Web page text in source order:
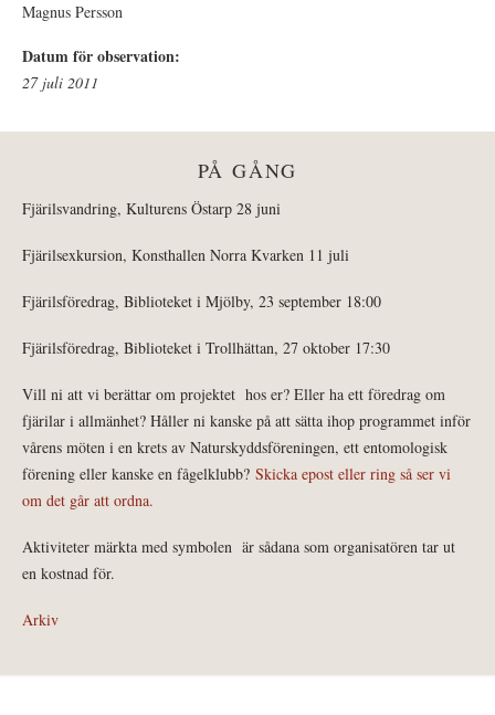
Magnus Persson
Datum för observation:
27 juli 2011
PÅ GÅNG
Fjärilsvandring, Kulturens Östarp 28 juni
Fjärilsexkursion, Konsthallen Norra Kvarken 11 juli
Fjärilsföredrag, Biblioteket i Mjölby, 23 september 18:00
Fjärilsföredrag, Biblioteket i Trollhättan, 27 oktober 17:30
Vill ni att vi berättar om projektet hos er? Eller ha ett föredrag om
fjärilar i allmänhet? Håller ni kanske på att sätta ihop programmet inför
vårens möten i en krets av Naturskyddsföreningen, ett entomologisk
förening eller kanske en fågelklubb? Skicka epost eller ring så ser vi
om det går att ordna.
Aktiviteter märkta med symbolen är sådana som organisatören tar ut
en kostnad för.
Arkiv